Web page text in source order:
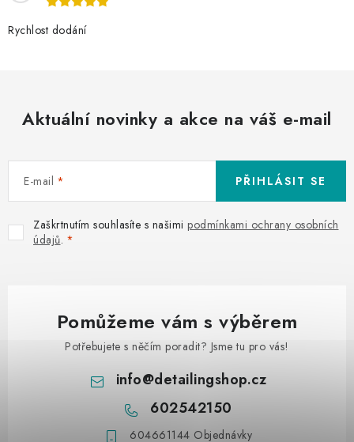
Rychlost dodání
Aktuální novinky a akce na váš e-mail
E-mail
Zaškrtnutím souhlasíte s našimi podmínkami ochrany osobních
údajů.
PŘIHLÁSIT SE
Pomůžeme vám s výběrem
Potřebujete s něčím poradit? Jsme tu pro vás!
info@detailingshop.cz
602542150
604661144 Objednávky